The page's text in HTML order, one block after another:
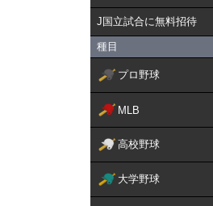
J国立試合に無料招待
種目
プロ野球
MLB
高校野球
大学野球